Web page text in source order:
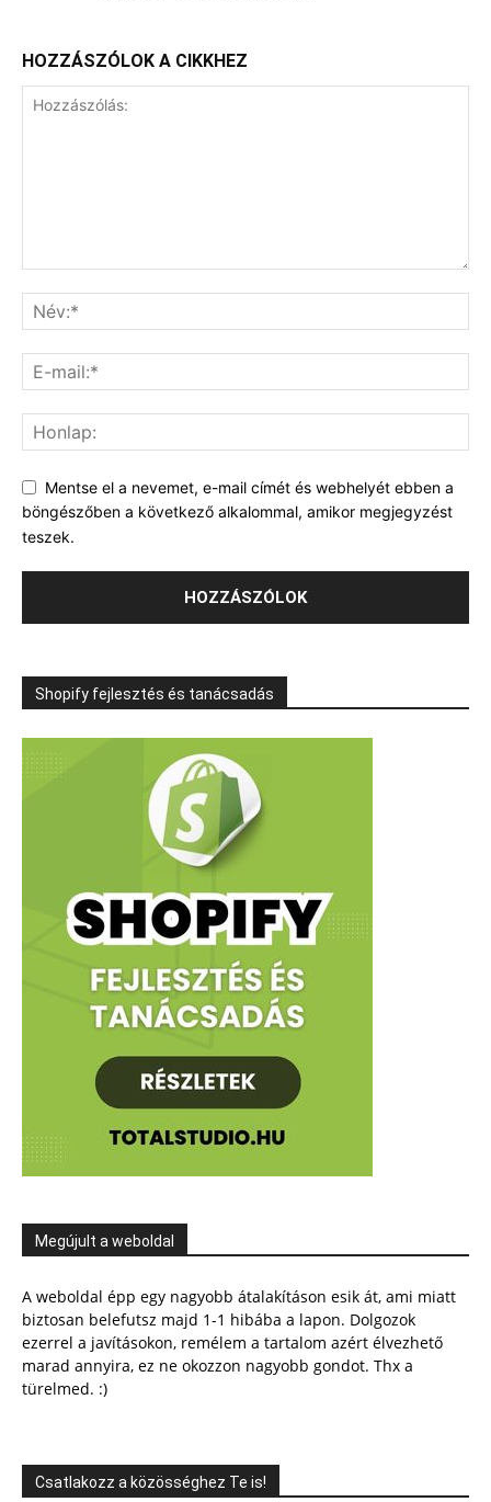
HOZZÁSZÓLOK A CIKKHEZ
Mentse el a nevemet, e-mail címét és webhelyét ebben a
böngészőben a következő alkalommal, amikor megjegyzést
teszek.
Shopify fejlesztés és tanácsadás
Megújult a weboldal
A weboldal épp egy nagyobb átalakításon esik át, ami miatt
biztosan belefutsz majd 1-1 hibába a lapon. Dolgozok
ezerrel a javításokon, remélem a tartalom azért élvezhető
marad annyira, ez ne okozzon nagyobb gondot. Thx a
türelmed. :)
Csatlakozz a közösséghez Te is!